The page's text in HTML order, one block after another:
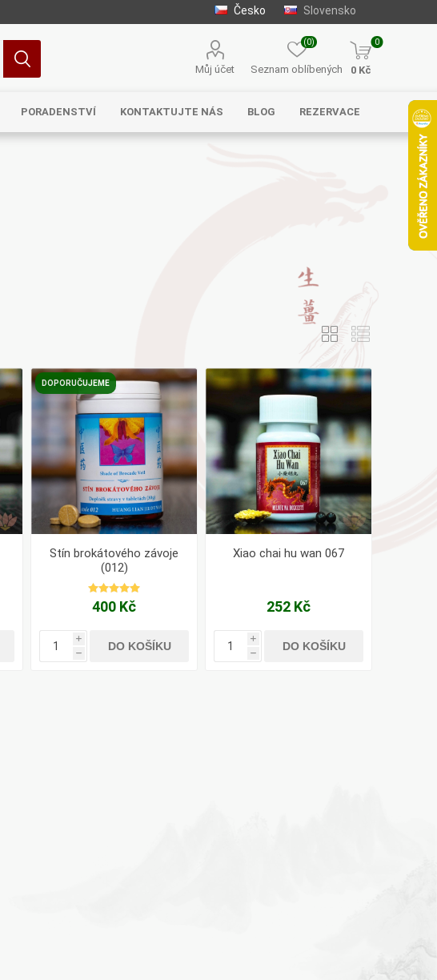
Česko Slovensko
Můj účet Seznam oblíbených
(0) 0
0 Kč
Henan Wanxi
Korejský
ženšen
Health Link Mattisson JACK N JILL
PORADENSTVÍ KONTAKTUJTE NÁS BLOG REZERVACE
DOPORUČUJEME
Stín brokátového závoje
(012)
400 Kč
i
h
DO KOŠÍKU
Xiao chai hu wan 067
252 Kč
i
h
DO KOŠÍKU